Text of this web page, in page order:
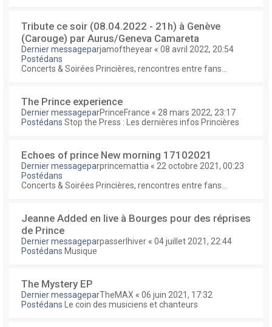
Tribute ce soir (08.04.2022 - 21h) à Genève
(Carouge) par Aurus/Geneva Camareta
Dernier messageparjamoftheyear « 08 avril 2022, 20:54
Postédans
Concerts & Soirées Princières, rencontres entre fans...
The Prince experience
Dernier messageparPrinceFrance « 28 mars 2022, 23:17
Postédans Stop the Press : Les dernières infos Princières
Echoes of prince New morning 17102021
Dernier messageparprincemattia « 22 octobre 2021, 00:23
Postédans
Concerts & Soirées Princières, rencontres entre fans...
Jeanne Added en live à Bourges pour des réprises
de Prince
Dernier messageparpasserlhiver « 04 juillet 2021, 22:44
Postédans Musique
The Mystery EP
Dernier messageparTheMAX « 06 juin 2021, 17:32
Postédans
Le coin des musiciens et chanteurs